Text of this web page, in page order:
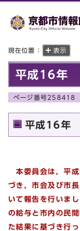
現在位置： 表示
平成16年
ページ番号258418
平成16年
本委員会は，平
づき，市会及び市
いて報告を行いま
の給与と市内の民
た結果に基づき行っ